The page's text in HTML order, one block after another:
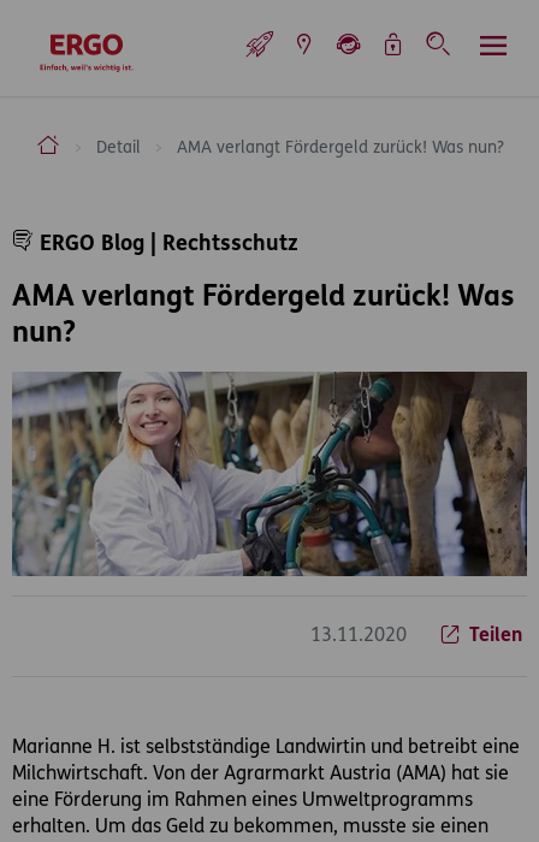
zur Startseite
ERGO Versicherung Aktiengesellschaft
Detail AMA verlangt Fördergeld zurück! Was nun?
AMA verlangt Fördergeld zurück! Was
nun?
ERGO Blog | Rechtsschutz
13.11.2020 Teilen
Marianne H. ist selbstständige Landwirtin und betreibt eine
Milchwirtschaft. Von der Agrarmarkt Austria (AMA) hat sie
eine Förderung im Rahmen eines Umweltprogramms
erhalten. Um das Geld zu bekommen, musste sie einen